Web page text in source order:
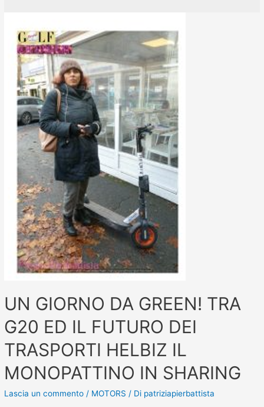
UN GIORNO DA GREEN! TRA
G20 ED IL FUTURO DEI
TRASPORTI HELBIZ IL
MONOPATTINO IN SHARING
Lascia un commento / MOTORS / Di patriziapierbattista